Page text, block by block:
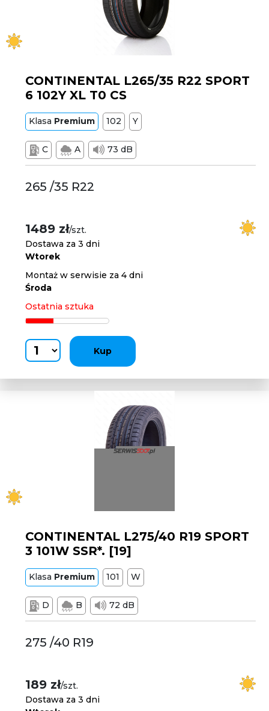
CONTINENTAL L265/35 R22 SPORT
6 102Y XL T0 CS
Klasa Premium 102 Y
C A 73 dB
265 /35 R22
1489 zł/szt.
Dostawa za 3 dni
Wtorek
Montaż w serwisie za 4 dni
Środa
Ostatnia sztuka
Kup
CONTINENTAL L275/40 R19 SPORT
3 101W SSR*. [19]
Klasa Premium 101 W
D B 72 dB
275 /40 R19
189 zł/szt.
Dostawa za 3 dni